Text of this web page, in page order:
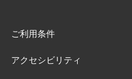
ご利用条件
アクセシビリティ